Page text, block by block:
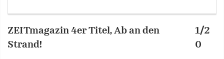
ZEITmagazin 4er Titel, Ab an den
Strand!
1/2
0